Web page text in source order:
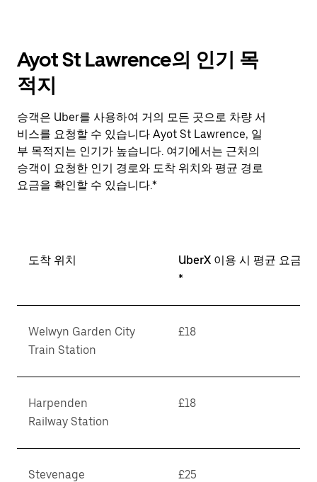
Ayot St Lawrence의 인기 목
적지
승객은 Uber를 사용하여 거의 모든 곳으로 차량 서
비스를 요청할 수 있습니다 Ayot St Lawrence, 일
부 목적지는 인기가 높습니다. 여기에서는 근처의
승객이 요청한 인기 경로와 도착 위치와 평균 경로
요금을 확인할 수 있습니다.*
도착 위치
UberX 이용 시 평균 요금
*
Welwyn Garden City
Train Station
£18
Harpenden
Railway Station
£18
Stevenage
£25